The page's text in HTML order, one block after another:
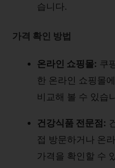
습니다.
가격 확인 방법
온라인 쇼핑몰: 쿠
한 온라인 쇼핑몰
비교해 볼 수 있습
건강식품 전문점:
접 방문하거나 온
가격을 확인할 수